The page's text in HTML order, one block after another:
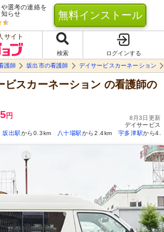
選考の連絡を
らせ
無料インストール
サイト
検索
ログインする
護師 坂出市の看護師 デイサービスカーネーション
ビスカーネーション の看護師の
円
8月3日更新
デイサービス
坂出駅から0.3km 八十場駅から2.4km 宇多津駅から